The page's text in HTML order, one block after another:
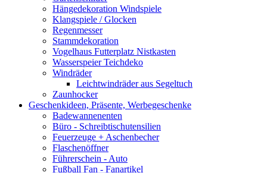
Hängedekoration Windspiele
Klangspiele / Glocken
Regenmesser
Stammdekoration
Vogelhaus Futterplatz Nistkasten
Wasserspeier Teichdeko
Windräder
Leichtwindräder aus Segeltuch
Zaunhocker
Geschenkideen, Präsente, Werbegeschenke
Badewannenenten
Büro - Schreibtischutensilien
Feuerzeuge + Aschenbecher
Flaschenöffner
Führerschein - Auto
Fußball Fan - Fanartikel